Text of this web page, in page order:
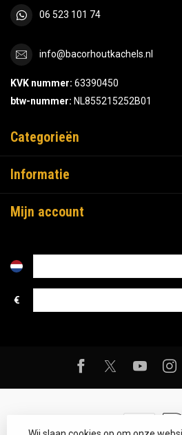
06 523 101 74
info@bacorhoutkachels.nl
KVK nummer: 63390450
btw-nummer: NL855215252B01
Categorieën
Informatie
Mijn account
€